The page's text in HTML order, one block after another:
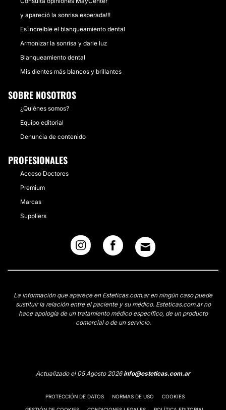
y apareció la sonrisa esperada!!!
Es increíble el blanqueamiento dental
Armonizar la sonrisa y darle luz
Blanqueamiento dental
Mis dientes más blancos y brillantes
SOBRE NOSOTROS
¿Quiénes somos?
Equipo editorial
Denuncia de contenido
PROFESIONALES
Acceso Doctores
Premium
Marcas
Suppliers
La información que aparece en Esteticas.com.ar en ningún caso puede
sustituir la relación entre el paciente y su médico. Esteticas.com.ar no
hace apología de un tratamiento médico específico, de un producto
comercial o de un servicio.
Actualizado el 05 Agosto 2026info@esteticas.com.ar
PROTECCIÓN DE DATOS NORMAS DE USO COOKIES